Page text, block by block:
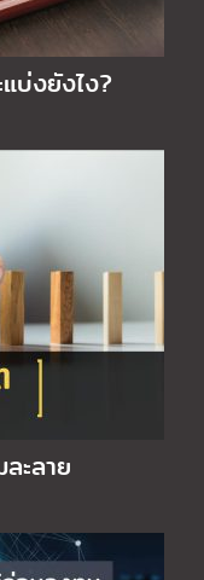
บ่งยังไง?
ะลาย